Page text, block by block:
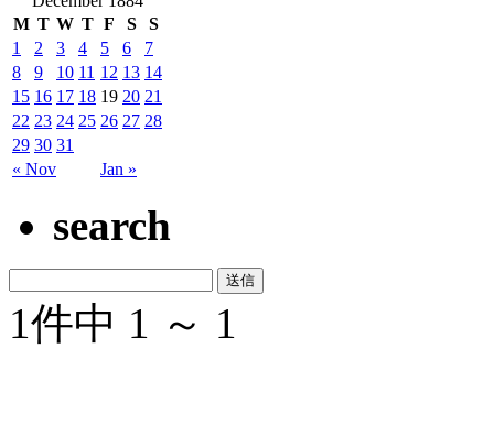
M T W T F S S
« Nov Jan »
1 2 3 4 5 6
7
8
9 10 11 12 13 14
15 16 17 18 19 20 21
22 23 24 25 26 27 28
29 30 31
search
1件中 1 ～ 1